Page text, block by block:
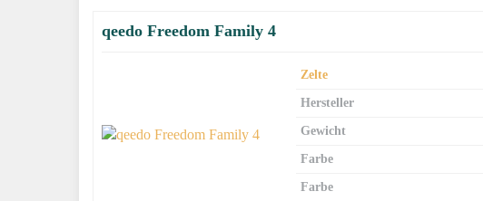
qeedo Freedom Family 4
Zelte
Hersteller
Gewicht
Farbe
Farbe